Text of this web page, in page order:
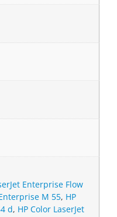
Enterprise Flow
M 55, HP
d, HP Color LaserJet